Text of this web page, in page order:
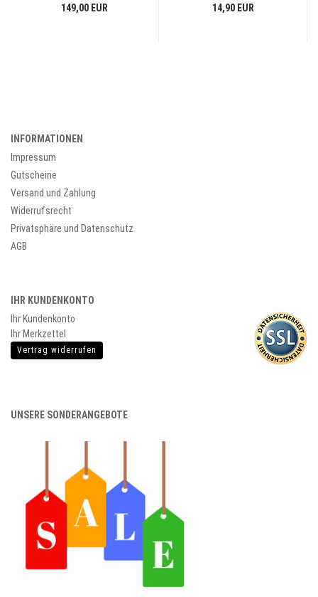
149,00 EUR
14,90 EUR
INFORMATIONEN
Impressum
Gutscheine
Versand und Zahlung
Widerrufsrecht
Privatsphäre und Datenschutz
AGB
IHR KUNDENKONTO
Ihr Kundenkonto
Ihr Merkzettel
Vertrag widerrufen
UNSERE SONDERANGEBOTE